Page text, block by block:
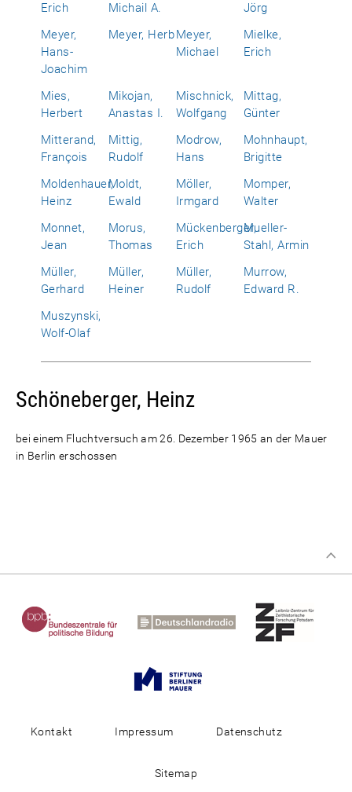
Erich
Michail A.
Jörg
Meyer,
Hans-
Joachim
Meyer, HerbMeyer,
Michael
Mielke,
Erich
Mies,
Herbert
Mikojan,
Anastas I.
Mischnick,
Wolfgang
Mittag,
Günter
Mitterand,
François
Mittig,
Rudolf
Modrow,
Hans
Mohnhaupt,
Brigitte
Moldenhauer,
Heinz
Moldt,
Ewald
Möller,
Irmgard
Momper,
Walter
Monnet,
Jean
Morus,
Thomas
Mückenberger,
Erich
Mueller-
Stahl, Armin
Müller,
Gerhard
Müller,
Heiner
Müller,
Rudolf
Murrow,
Edward R.
Muszynski,
Wolf-Olaf
Schöneberger, Heinz
bei einem Fluchtversuch am 26. Dezember 1965 an der Mauer
in Berlin erschossen
Kontakt Impressum Datenschutz
Sitemap